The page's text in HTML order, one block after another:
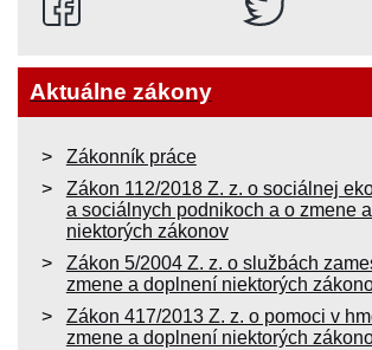
Aktuálne zákony
Zákonník práce
Zákon 112/2018 Z. z. o sociálnej
a sociálnych podnikoch a o zmene
niektorých zákonov
Zákon 5/2004 Z. z. o službách
zmene a doplnení niektorých
Zákon 417/2013 Z. z. o pomoci v
zmene a doplnení niektorých